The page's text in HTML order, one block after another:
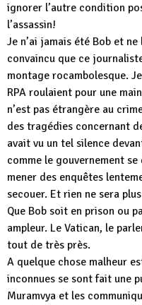
ignorer l’autre condition
l’assassin!
Je n’ai jamais été Bob et
convaincu que ce
montage rocambolesque.
RPA roulaient pour une
n’est pas étrangère au
des tragédies concernant
avait vu un tel silence
comme le gouvernement
mener des enquêtes
secouer. Et rien ne sera
Que Bob soit en prison ou
ampleur. Le Vatican, le
tout de très près.
A quelque chose malheur
inconnues se sont fait une
Muramvya et les